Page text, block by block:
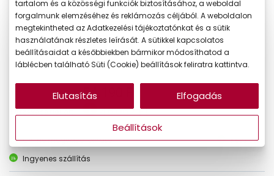
54.190 Ft
Törzsvásárlói ár: 46.062 Ft
Online megvásárolható
Készleten
Ingyenes szállítás
tartalom és a közösségi funkciók biztosításához, a weboldal
forgalmunk elemzéséhez és reklámozás céljából. A weboldalon
megtekintheted az Adatkezelési tájékoztatónkat és a sütik
használatának részletes leírását. A sütikkel kapcsolatos
beállításaidat a későbbiekben bármikor módosíthatod a
láblécben található Süti (Cookie) beállítások feliratra kattintva.
Beállítások
Elutasítás Elfogadás